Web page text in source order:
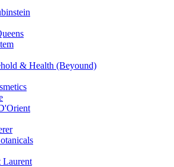
& Health (Beyound)
Laurent